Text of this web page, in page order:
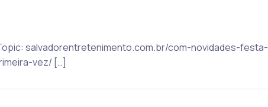
salvadorentretenimento.com.br/com-novidades-
vez/ […]